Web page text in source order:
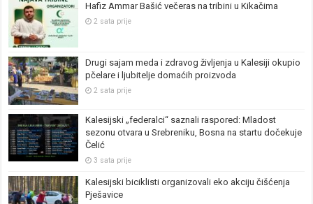
Hafiz Ammar Bašić večeras na tribini u Kikačima
2 sata prije
Drugi sajam meda i zdravog življenja u Kalesiji okupio
pčelare i ljubitelje domaćih proizvoda
2 sata prije
Kalesijski „federalci“ saznali raspored: Mladost
sezonu otvara u Srebreniku, Bosna na startu dočekuje
Čelić
3 sata prije
Kalesijski biciklisti organizovali eko akciju čišćenja
Pješavice